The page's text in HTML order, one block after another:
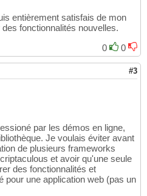
entièrement satisfais de mon
fonctionnalités nouvelles.
0
0
#3
par les démos en ligne,
Je voulais éviter avant
de plusieurs frameworks
et avoir qu'une seule
des fonctionnalités et
pour une application web (pas un